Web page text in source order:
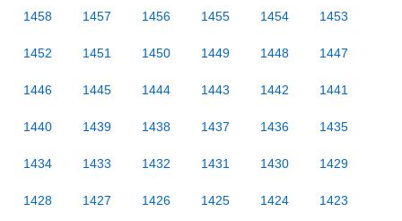
1458 1457 1456 1455 1454 1453
1452 1451 1450 1449 1448 1447
1446 1445 1444 1443 1442 1441
1440 1439 1438 1437 1436 1435
1434 1433 1432 1431 1430 1429
1428 1427 1426 1425 1424 1423